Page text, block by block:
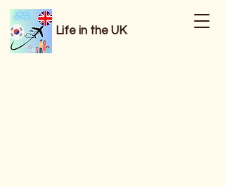
Life in the UK